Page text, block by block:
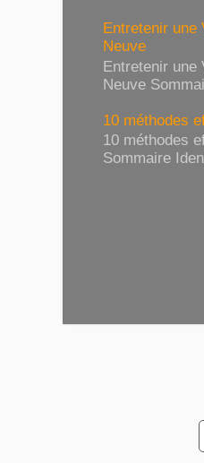
Entretenir une
Neuve
Entretenir une
Neuve
10 méthodes
10 méthodes
Sommaire